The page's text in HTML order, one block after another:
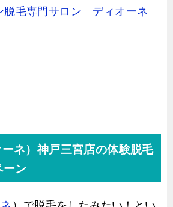
脱毛専門サロン ディオーネ
ネ）神戸三宮店の体験脱毛
ーン